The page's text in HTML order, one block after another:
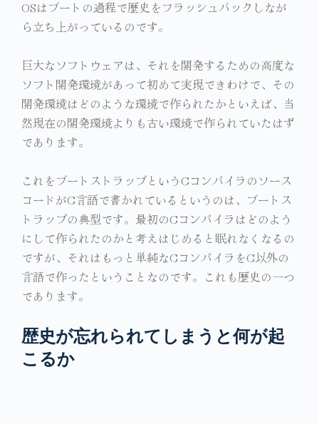
OSはブートの過程で歴史をフラッシュバックしなが
ら立ち上がっているのです。
巨大なソフトウェアは、それを開発するための高度な
ソフト開発環境があって初めて実現できわけで、その
開発環境はどのような環境で作られたかといえば、当
然現在の開発環境よりも古い環境で作られていたはず
であります。
これをブートストラップというCコンパイラのソース
コードがC言語で書かれているというのは、ブートス
トラップの典型です。最初のCコンパイラはどのよう
にして作られたのかと考えはじめると眠れなくなるの
ですが、それはもっと単純なCコンパイラをC以外の
言語で作ったということなのです。これも歴史の一つ
であります。
歴史が忘れられてしまうと何が起
こるか